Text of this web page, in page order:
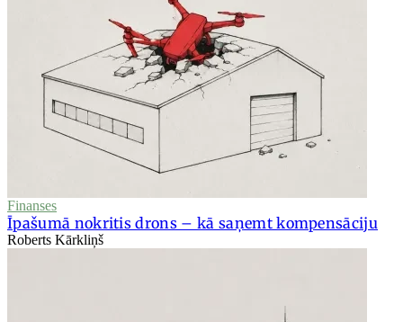
Finanses
Īpašumā nokritis drons – kā saņemt kompensāciju
Roberts Kārkliņš